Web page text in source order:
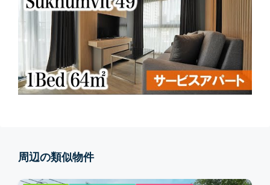
周辺の類似物件